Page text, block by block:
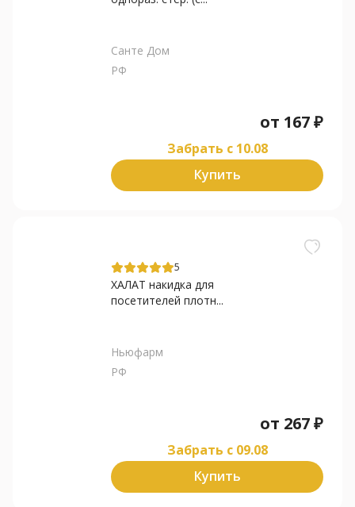
Санте Дом
РФ
от 167₽
Забрать c 10.08
Купить
5
ХАЛАТ накидка для
посетителей плотн...
Ньюфарм
РФ
от 267₽
Забрать c 09.08
Купить